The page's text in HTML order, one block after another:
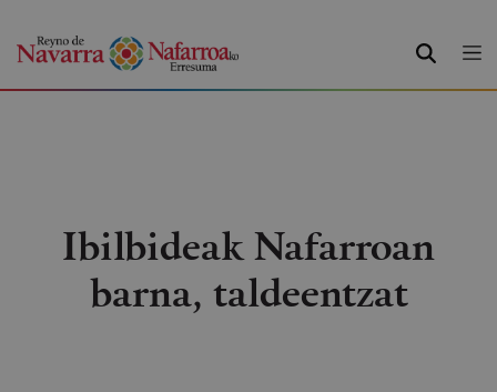
BILATU
Ibilbideak Nafarroan
barna, taldeentzat